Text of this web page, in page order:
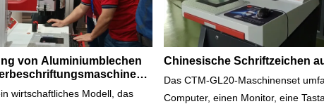
von Aluminiumblechen
wirtschaftliches Modell, das
Chinesische Schriftzeichen
Das CTM-GL20-Maschinenset
Computer, einen Monitor, eine